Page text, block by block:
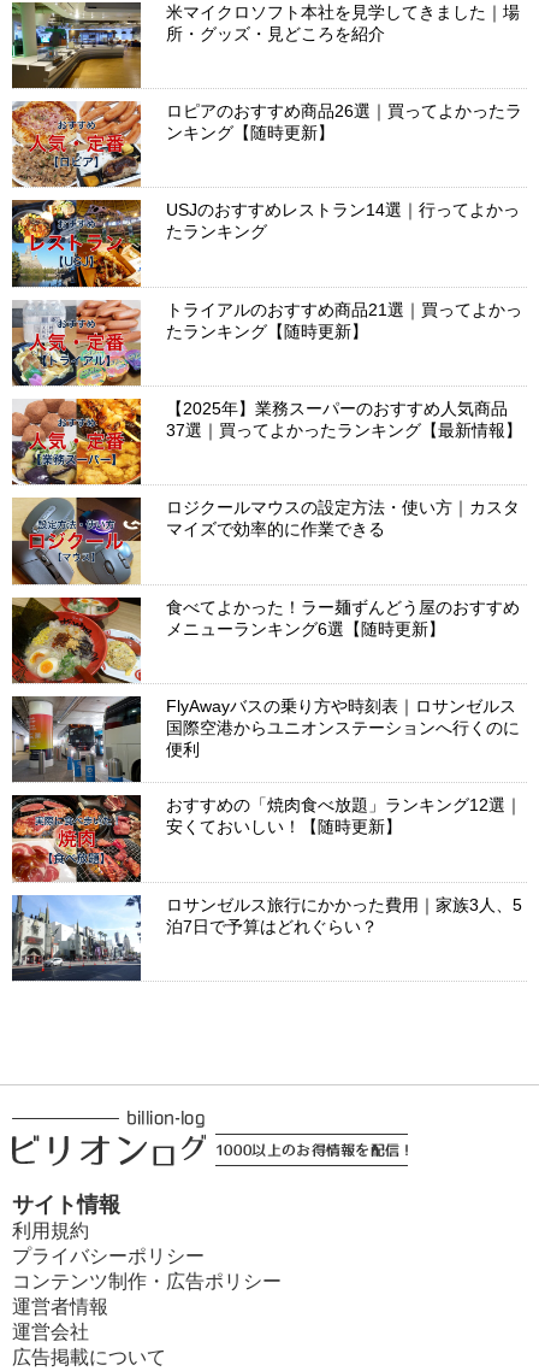
米マイクロソフト本社を見学してきました｜場
所・グッズ・見どころを紹介
ロピアのおすすめ商品26選｜買ってよかったラ
ンキング【随時更新】
USJのおすすめレストラン14選｜行ってよかっ
たランキング
トライアルのおすすめ商品21選｜買ってよかっ
たランキング【随時更新】
【2025年】業務スーパーのおすすめ人気商品
37選｜買ってよかったランキング【最新情報】
ロジクールマウスの設定方法・使い方｜カスタ
マイズで効率的に作業できる
食べてよかった！ラー麺ずんどう屋のおすすめ
メニューランキング6選【随時更新】
FlyAwayバスの乗り方や時刻表｜ロサンゼルス
国際空港からユニオンステーションへ行くのに
便利
おすすめの「焼肉食べ放題」ランキング12選｜
安くておいしい！【随時更新】
ロサンゼルス旅行にかかった費用｜家族3人、5
泊7日で予算はどれぐらい？
サイト情報
利用規約
プライバシーポリシー
コンテンツ制作・広告ポリシー
運営者情報
運営会社
広告掲載について